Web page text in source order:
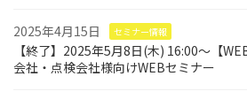
2025年4月15日 セミナー情報
【終了】2025年5月8日(木) 16:00～【
会社・点検会社様向けWEBセミナー